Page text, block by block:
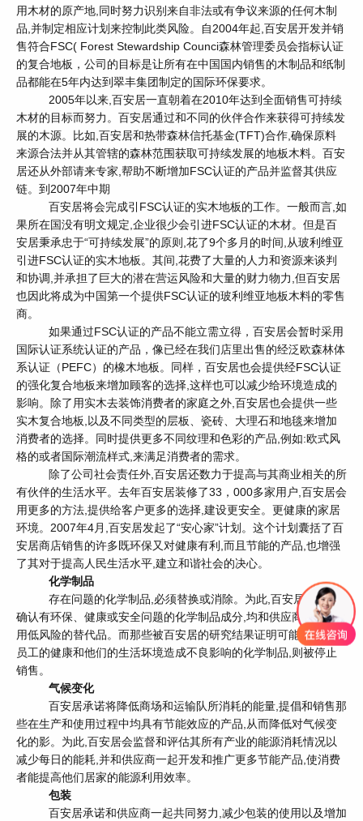
用木材的原产地,同时努力识别来自非法或有争议来源的任何木制
品,并制定相应计划来控制此类风险。自2004年起,百安居开发并销
售符合FSC( Forest Stewardship Counci森林管理委员会指标认证
的复合地板，公司的目标是让所有在中国国内销售的木制品和纸制
品都能在5年内达到翠丰集团制定的国际环保要求。
2005年以来,百安居一直朝着在2010年达到全面销售可持续
木材的目标而努力。百安居通过和不同的伙伴合作来获得可持续发
展的木源。比如,百安居和热带森林信托基金(TFT)合作,确保原料
来源合法并从其管辖的森林范围获取可持续发展的地板木料。百安
居还从外部请来专家,帮助不断增加FSC认证的产品并监督其供应
链。到2007年中期
百安居将会完成引FSC认证的实木地板的工作。一般而言,如
果所在国没有明文规定,企业很少会引进FSC认证的木材。但是百
安居秉承忠于“可持续发展”的原则,花了9个多月的时间,从玻利维亚
引进FSC认证的实木地板。其间,花费了大量的人力和资源来谈判
和协调,并承担了巨大的潜在营运风险和大量的财力物力,但百安居
也因此将成为中国第一个提供FSC认证的玻利维亚地板木料的零售
商。
如果通过FSC认证的产品不能立需立得，百安居会暂时采用
国际认证系统认证的产品，像已经在我们店里出售的经泛欧森林体
系认证（PEFC）的橡木地板。同样，百安居也会提供经FSC认证
的强化复合地板来增加顾客的选择,这样也可以减少给环境造成的
影响。除了用实木去装饰消费者的家庭之外,百安居也会提供一些
实木复合地板,以及不同类型的层板、瓷砖、大理石和地毯来增加
消费者的选择。同时提供更多不同纹理和色彩的产品,例如:欧式风
格的或者国际潮流样式,来满足消费者的需求。
除了公司社会责任外,百安居还数力于提高与其商业相关的所
有伙伴的生活水平。去年百安居装修了33，000多家用户,百安居会
用更多的方法,提供给客户更多的选择,建设更安全。更健康的家居
环境。2007年4月,百安居发起了“安心家”计划。这个计划囊括了百
安居商店销售的许多既环保又对健康有利,而且节能的产品,也增强
了其对于提高人民生活水平,建立和谐社会的决心。
化学制品
存在问题的化学制品,必须替换或消除。为此,百安居对那些
确认有环保、健康或安全问题的化学制品成分,均和供应商一起采
用低风险的替代品。而那些被百安居的研究结果证明可能对客户、
员工的健康和他们的生活坏境造成不良影响的化学制品,则被停止
销售。
气候变化
百安居承诺将降低商场和运输队所消耗的能量,提倡和销售那
些在生产和使用过程中均具有节能效应的产品,从而降低对气候变
化的影。为此,百安居会监督和评估其所有产业的能源消耗情况以
减少每日的能耗,并和供应商一起开发和推广更多节能产品,使消费
者能提高他们居家的能源利用效率。
包装
百安居承诺和供应商一起共同努力,减少包装的使用以及增加